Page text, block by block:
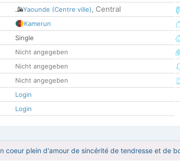
Yaounde (Centre ville), Central
Kamerun
Single
Nicht angegeben
Nicht angegeben
Nicht angegeben
Login
Login
coeur plein d'amour de sincérité de tendresse et de